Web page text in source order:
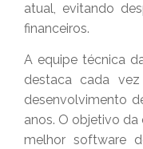
atual, evitando
financeiros.
A equipe técnica
destaca cada
desenvolvimento
anos. O objetivo da
melhor software